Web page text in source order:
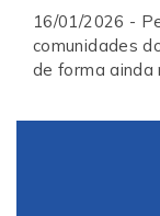
16/01/2026 -
comunidades
de forma ainda